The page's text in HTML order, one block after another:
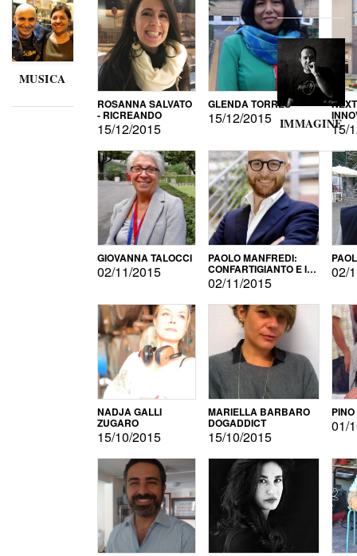
MUSICA
ROSANNA SALVATO
- RICREANDO
15/12/2015
GLENDA TORRES
15/12/2015
15/
GIOVANNA TALOCCI
02/11/2015
PAOLO MANFREDI:
CONFARTIGIANTO E IL
SONDAGGIO
02/11/2015
02/
NADJA GALLI
ZUGARO
15/10/2015
MARIELLA BARBARO
DOGADDICT
15/10/2015
01/
IMMAGINE